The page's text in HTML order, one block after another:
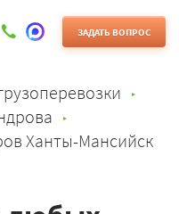
ЗАДАТЬ ВОПРОС
Ханты-Мансийск